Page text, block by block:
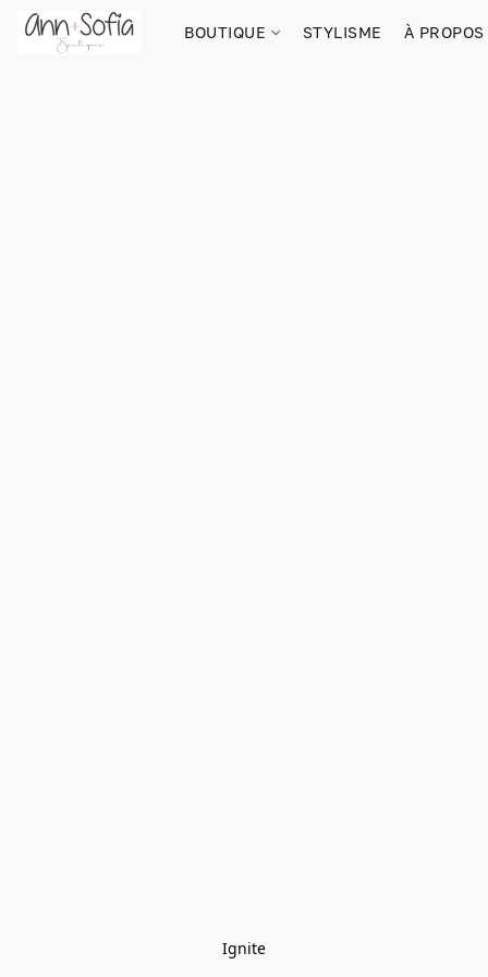
BOUTIQUE STYLISME À
Ignite